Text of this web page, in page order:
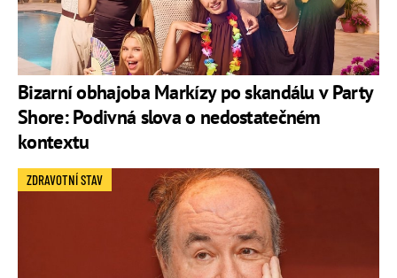
Bizarní obhajoba Markízy po skandálu v Party
Shore: Podivná slova o nedostatečném
kontextu
ZDRAVOTNÍ STAV